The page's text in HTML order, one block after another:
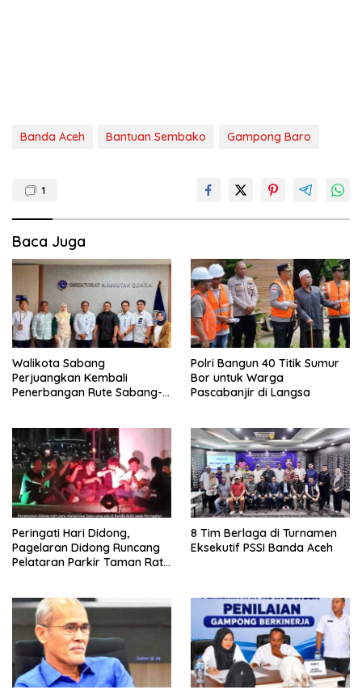
Banda Aceh Bantuan Sembako Gampong Baro
1
Baca Juga
Walikota Sabang
Perjuangkan Kembali
Penerbangan Rute Sabang-
Polri Bangun 40 Titik Sumur
Bor untuk Warga
Pascabanjir di Langsa
Peringati Hari Didong,
Pagelaran Didong Runcang
Pelataran Parkir Taman Ratu
8 Tim Berlaga di Turnamen
Eksekutif PSSI Banda Aceh